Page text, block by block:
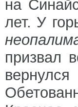
на
лет. У
призвал